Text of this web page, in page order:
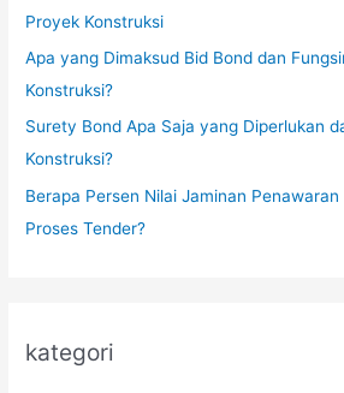
Proyek Konstruksi
Apa yang Dimaksud Bid Bond dan
Konstruksi?
Surety Bond Apa Saja yang Diperlukan
Konstruksi?
Berapa Persen Nilai Jaminan
Proses Tender?
kategori